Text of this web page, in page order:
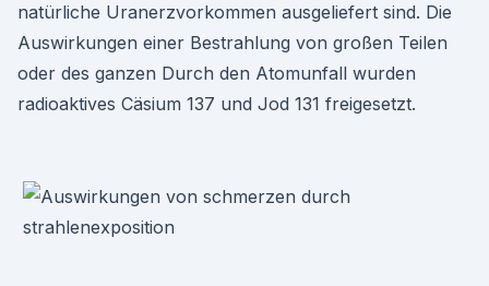
natürliche Uranerzvorkommen ausgeliefert sind. Die
Auswirkungen einer Bestrahlung von großen Teilen
oder des ganzen Durch den Atomunfall wurden
radioaktives Cäsium 137 und Jod 131 freigesetzt.